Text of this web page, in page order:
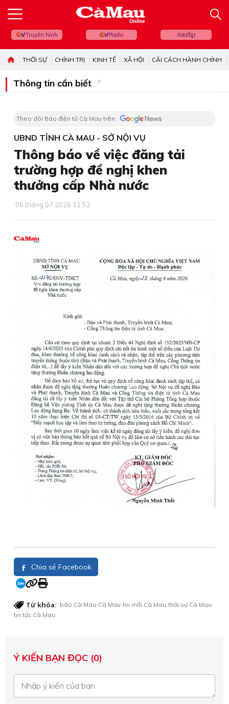
Truyền hình Radio ភាសាខ្មែរ
THỜI SỰ CHÍNH TRỊ KINH TẾ XÃ HỘI CẢI CÁCH HÀNH CHÍNH
Thông tin cần biết
Theo dõi Báo điện tử Cà Mau trên
UBND TỈNH CÀ MAU - SỞ NỘI VỤ
Thông báo về việc đăng tải
trường hợp đề nghị khen
thưởng cấp Nhà nước
06 tháng 07 2026 11:52
Chia sẻ Facebook
Từ khóa: báo Cà Mau Cà Mau tin mới Cà Mau thời sự Cà Mau
tin tức Cà Mau
Ý KIẾN BẠN ĐỌC (0)